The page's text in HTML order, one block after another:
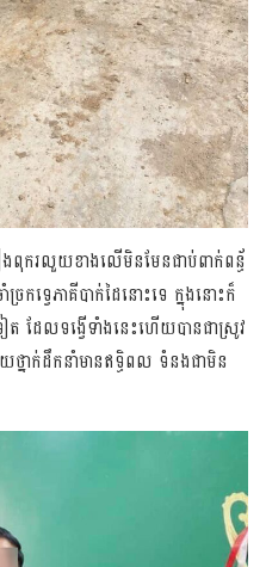
ងពុករលួយខាងលើមិនមែនជាប់ពាក់ពន្ធ័
រកទ្វេភាគីបាក់ដៃនោះទេ ក្នុងនោះក៏
ដែល​ទង្វើទាំងនេះហើយបានជាស្រូវ
នាក់ដឹកនាំ​មានឥទ្ធិពល​ ទំនងជាមិន